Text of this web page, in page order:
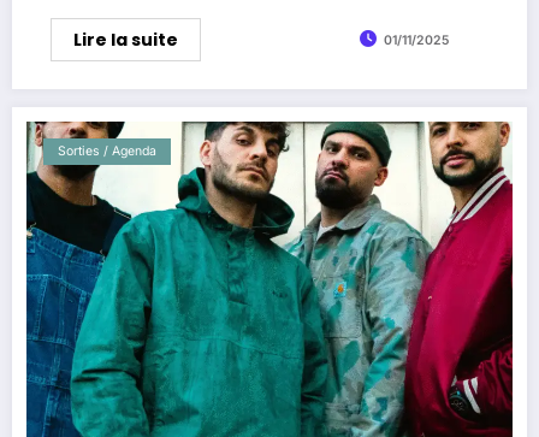
Lire la suite 01/11/2025
Sorties / Agenda